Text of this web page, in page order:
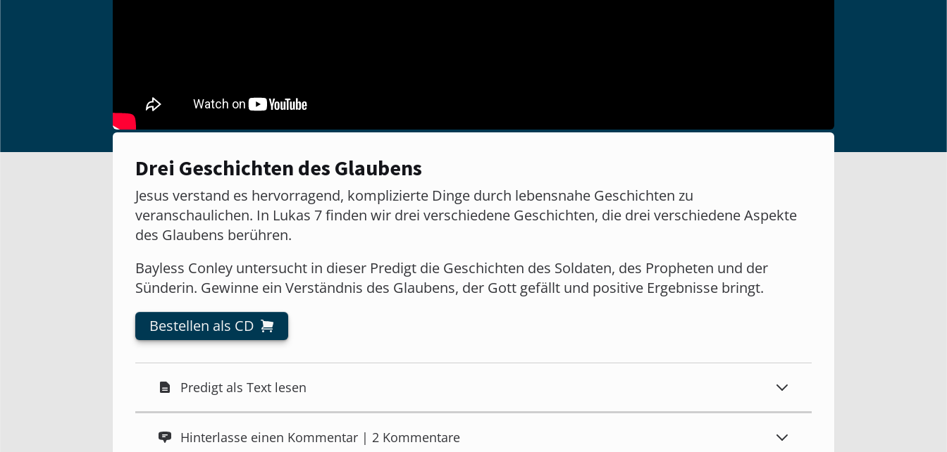
Drei Geschichten des Glaubens
Jesus verstand es hervorragend, komplizierte Dinge durch lebensnahe Geschichten zu
veranschaulichen. In Lukas 7 finden wir drei verschiedene Geschichten, die drei verschiedene Aspekte
des Glaubens berühren.
Bayless Conley untersucht in dieser Predigt die Geschichten des Soldaten, des Propheten und der
Sünderin. Gewinne ein Verständnis des Glaubens, der Gott gefällt und positive Ergebnisse bringt.
Bestellen als CD
Predigt als Text lesen
Hinterlasse einen Kommentar | 2 Kommentare